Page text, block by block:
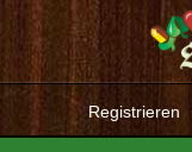
Registrieren